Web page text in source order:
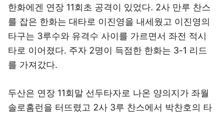
한화에겐 연장 11회초 공격이 있었다. 2사 만루 찬스
를 잡은 한화는 대타로 이진영을 내세웠고 이진영의
타구는 3루수와 유격수 사이를 가르면서 좌전 적시
타로 이어졌다. 주자 2명이 득점한 한화는 3-1 리드
를 가져갔다.
두산은 연장 11회말 선두타자로 나온 양의지가 좌월
솔로홈런을 터뜨렸고 2사 3루 찬스에서 박찬호의 타